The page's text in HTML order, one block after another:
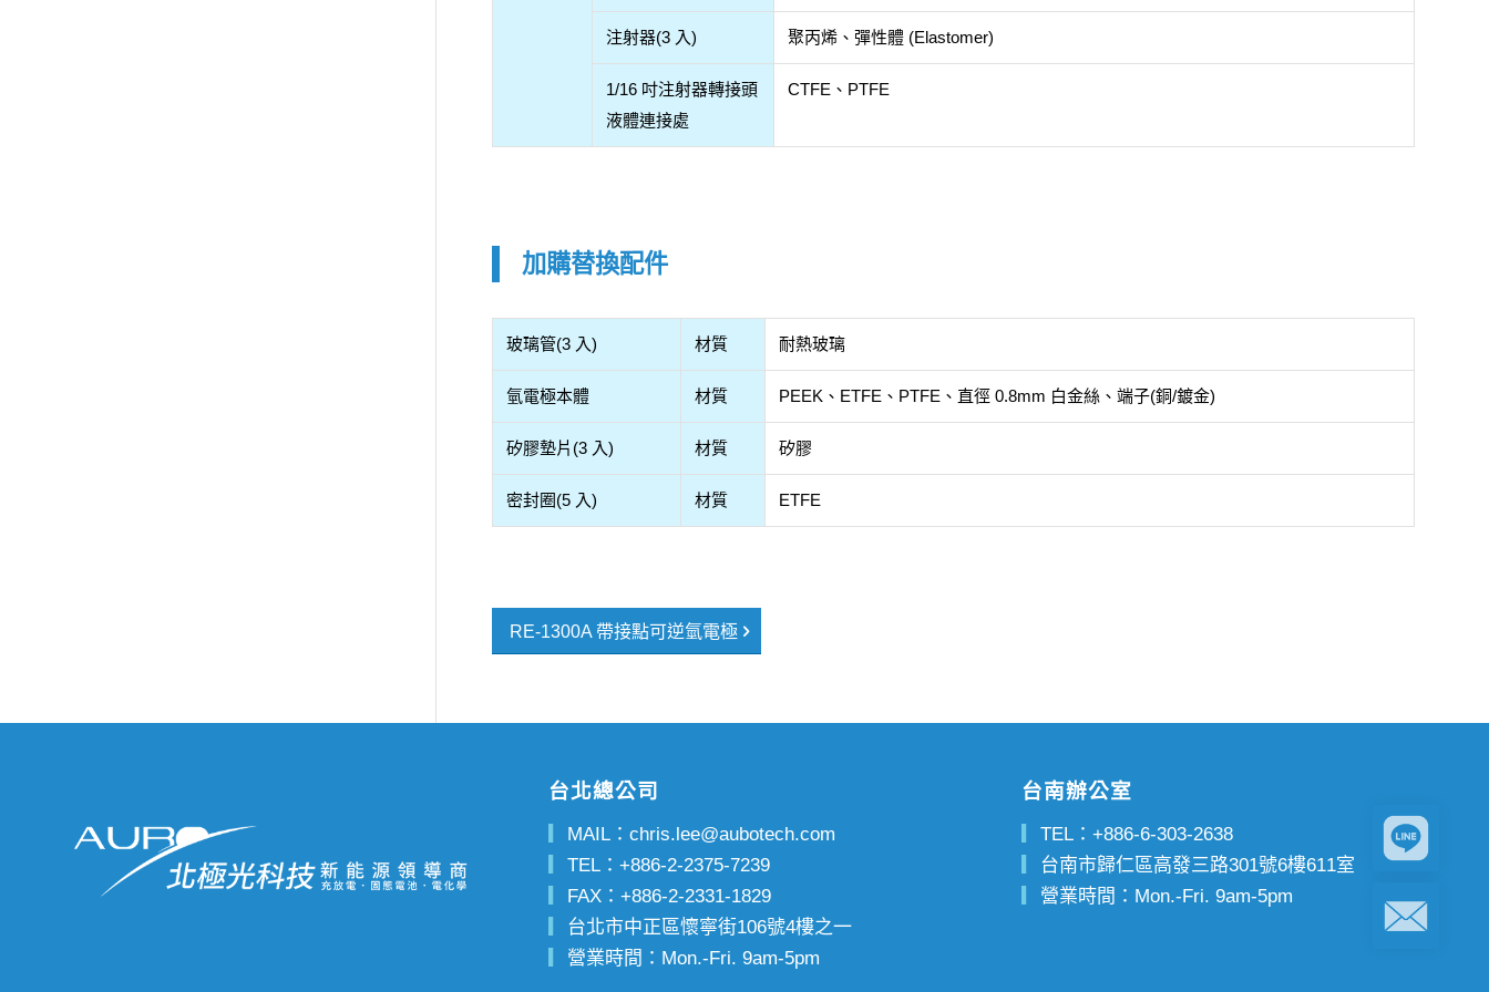
注射器(3 入) 聚丙烯、彈性體 (Elastomer)
1/16 吋注射器轉接頭
液體連接處
CTFE、PTFE
加購替換配件
玻璃管(3 入) 材質 耐熱玻璃
氫電極本體 材質 PEEK、ETFE、PTFE、直徑 0.8mm 白金絲、端子(銅/鍍金)
矽膠墊片(3 入) 材質 矽膠
密封圈(5 入) 材質 ETFE
RE-1300A 帶接點可逆氫電極
台北總公司
MAIL： chris.lee@aubotech.com
TEL： +886-2-2375-7239
FAX： +886-2-2331-1829
台北市中正區懷寧街106號4樓之一
營業時間：Mon.-Fri. 9am-5pm
台南辦公室
▎TEL：+886-6-303-2638
台南市歸仁區高發三路301號6樓611室
營業時間：Mon.-Fri. 9am-5pm